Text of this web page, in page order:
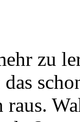
zu
raus.